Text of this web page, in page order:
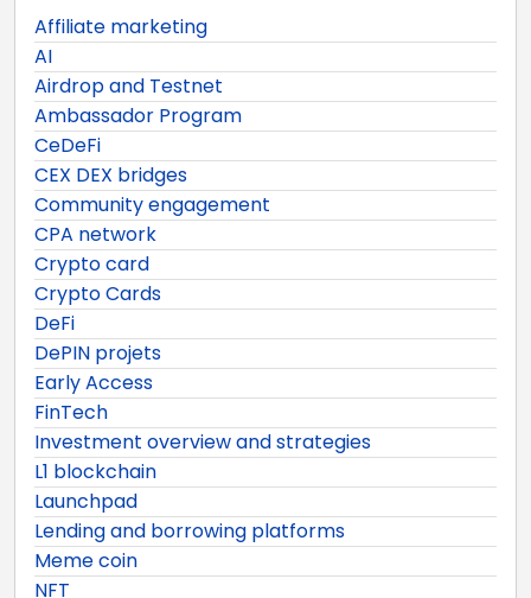
Affiliate marketing
AI
Airdrop and Testnet
Ambassador Program
CeDeFi
CEX DEX bridges
Community engagement
CPA network
Crypto card
Crypto Cards
DeFi
DePIN projets
Early Access
FinTech
Investment overview and strategies
L1 blockchain
Launchpad
Lending and borrowing platforms
Meme coin
NFT